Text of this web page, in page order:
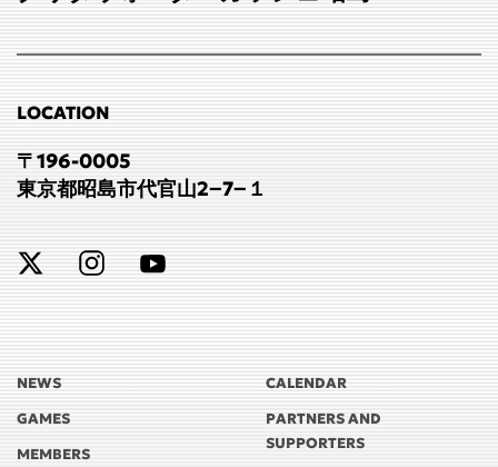
LOCATION
〒196-0005
東京都昭島市代官山2−7−１
NEWS
GAMES
MEMBERS
CALENDAR
PARTNERS AND
SUPPORTERS